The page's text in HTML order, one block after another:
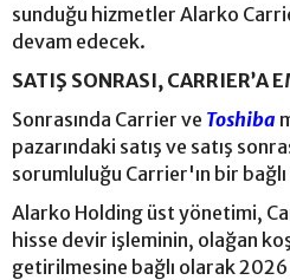
sunduğu hizmetler Alarko
devam edecek.
SATIŞ SONRASI, CARRIER’A
Sonrasında Carrier ve Toshiba
pazarındaki satış ve satış
sorumluluğu Carrier'ın bir
Alarko Holding üst yönetimi,
hisse devir işleminin, olağan
getirilmesine bağlı olarak 2026